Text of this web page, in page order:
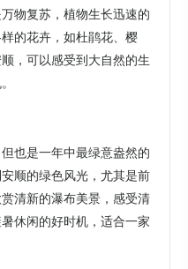
物复苏，植物生长迅速的
的花卉，如杜鹃花、樱
，可以感受到大自然的生
也是一年中最绿意盎然的
顺的绿色风光，尤其是前
清新的瀑布美景，感受清
休闲的好时机，适合一家